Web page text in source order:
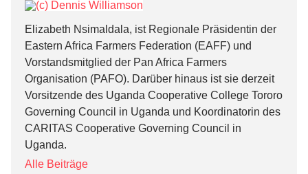
Elizabeth Nsimaldala, ist Regionale Präsidentin der
Eastern Africa Farmers Federation (EAFF) und
Vorstandsmitglied der Pan Africa Farmers
Organisation (PAFO). Darüber hinaus ist sie derzeit
Vorsitzende des Uganda Cooperative College Tororo
Governing Council in Uganda und Koordinatorin des
CARITAS Cooperative Governing Council in
Uganda.
Alle Beiträge